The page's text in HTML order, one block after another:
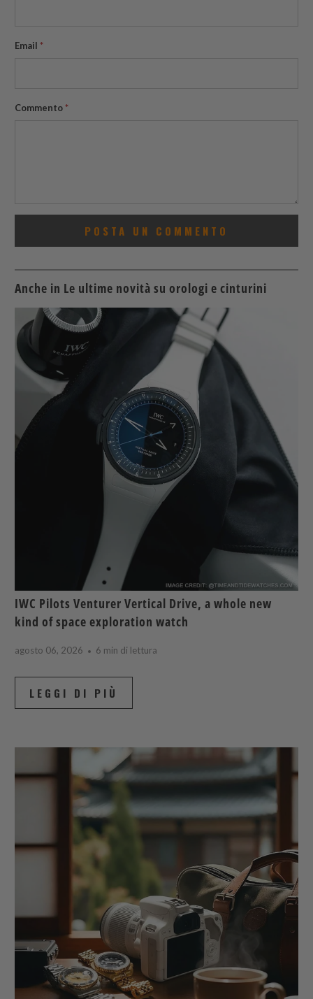
Email *
Commento *
Anche in Le ultime novità su orologi e cinturini
IWC Pilots Venturer Vertical Drive, a whole new
kind of space exploration watch
agosto 06, 2026 6 min di lettura
LEGGI DI PIÙ